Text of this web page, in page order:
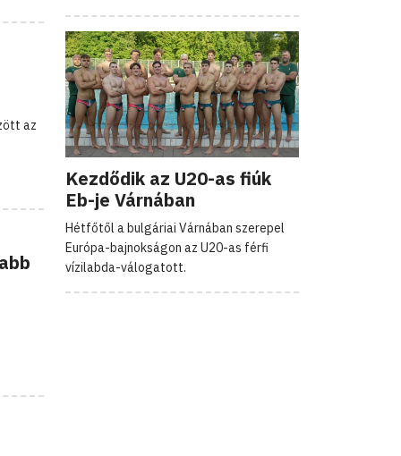
az
Kezdődik az U20-as fiúk
Eb-je Várnában
Hétfőtől a bulgáriai Várnában szerepel
Európa-bajnokságon az U20-as férfi
vízilabda-válogatott.